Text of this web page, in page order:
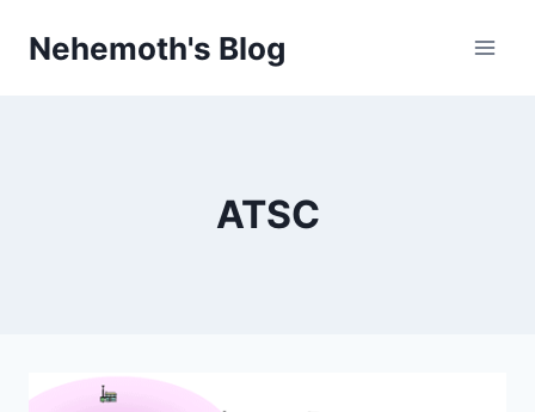
Nehemoth's Blog
ATSC